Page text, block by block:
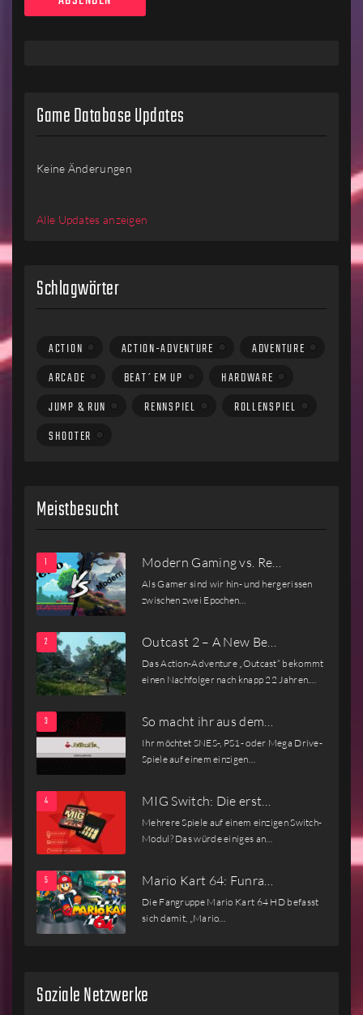
Game Database Updates
Keine Änderungen
Alle Updates anzeigen
Schlagwörter
ACTION ACTION-ADVENTURE
ADVENTURE
ARCADE
BEAT´EM UP
HARDWARE
JUMP & RUN
RENNSPIEL
ROLLENSPIEL
SHOOTER
Meistbesucht
Modern Gaming vs. Re…
Als Gamer sind wir hin- und hergerissen
zwischen zwei Epochen…
Outcast 2 – A New Be…
Das Action-Adventure „Outcast“ bekommt
einen Nachfolger nach knapp 22 Jahren.…
So macht ihr aus dem…
Ihr möchtet SNES-, PS1- oder Mega Drive-
Spiele auf einem einzigen…
MIG Switch: Die erst…
Mehrere Spiele auf einem einzigen Switch-
Modul? Das würde einiges an…
Mario Kart 64: Funra…
Die Fangruppe Mario Kart 64 HD befasst
sich damit, „Mario…
Soziale Netzwerke